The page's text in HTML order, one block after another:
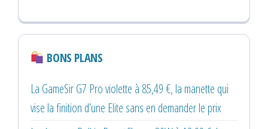
BONS PLANS
La GameSir G7 Pro violette à 85,49 €, la manette qui
vise la finition d’une Elite sans en demander le prix